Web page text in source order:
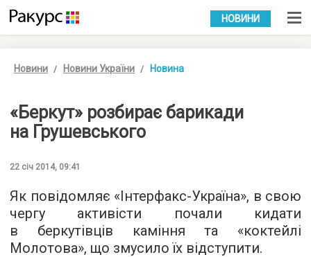
УКР РУС
НОВИНИ
Новини Новини України Новина
«Беркут» розбирає барикади
на Грушевського
22 січ 2014, 09:41
Як повідомляє «Інтерфакс-Україна», в свою
чергу активісти почали кидати
в беркутівців каміння та «коктейлі
Молотова», що змусило їх відступити.